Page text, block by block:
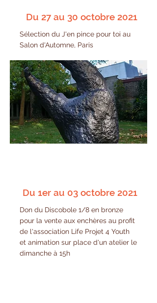
Du 27 au 30 octobre 2021
Sélection du J'en pince pour toi au
Salon d'Automne, Paris
Du 1er au 03 octobre 2021
Don du Discobole 1/8 en bronze
pour la vente aux enchères au profit
de l'association Life Projet 4 Youth
et animation sur place d'un atelier le
dimanche à 15h